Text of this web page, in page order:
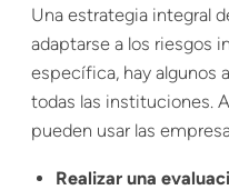
Una estrategia integral
adaptarse a los riesgos
específica, hay algunos
todas las instituciones.
pueden usar las
Realizar una